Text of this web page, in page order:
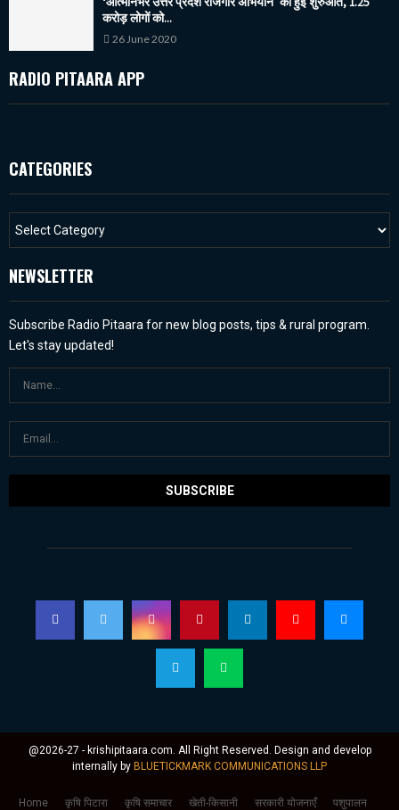
करोड़ लोगों को...
26 June 2020
RADIO PITAARA APP
CATEGORIES
NEWSLETTER
Subscribe Radio Pitaara for new blog posts, tips & rural program.
Let's stay updated!
@2026-27 - krishipitaara.com. All Right Reserved. Design and develop
internally by BLUETICKMARK COMMUNICATIONS LLP
Home कृषि पिटारा कृषि समाचार खेती-किसानी सरकारी योजनाएँ पशुपालन